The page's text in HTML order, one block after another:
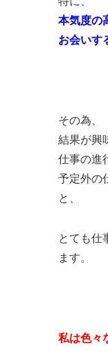
本気度の
お会いす
その為、
結果が興
仕事の進
予定外の
と、
とても仕
ます。
私は色々